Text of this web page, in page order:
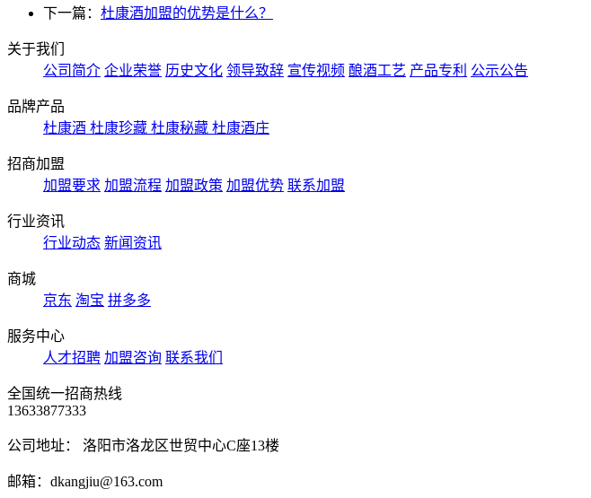
下一篇： 杜康酒加盟的优势是什么？
关于我们
公司简介 企业荣誉 历史文化 领导致辞 宣传视频 酿酒工艺 产品专利 公示公告
品牌产品
杜康酒 杜康珍藏 杜康秘藏 杜康酒庄
招商加盟
加盟要求 加盟流程 加盟政策 加盟优势 联系加盟
行业资讯
行业动态 新闻资讯
商城
京东 淘宝 拼多多
服务中心
人才招聘 加盟咨询 联系我们
全国统一招商热线
13633877333
公司地址： 洛阳市洛龙区世贸中心C座13楼
邮箱：dkangjiu@163.com